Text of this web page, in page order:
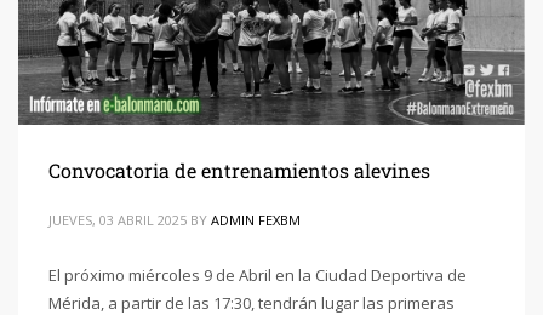
Convocatoria de entrenamientos alevines
JUEVES, 03 ABRIL 2025 BY ADMIN FEXBM
El próximo miércoles 9 de Abril en la Ciudad Deportiva de
Mérida, a partir de las 17:30, tendrán lugar las primeras